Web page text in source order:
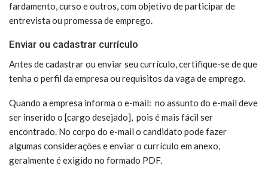
fardamento, curso e outros, com objetivo de participar de
entrevista ou promessa de emprego.
Enviar ou cadastrar currículo
Antes de cadastrar ou enviar seu currículo, certifique-se de que
tenha o perfil da empresa ou requisitos da vaga de emprego.
Quando a empresa informa o e-mail: no assunto do e-mail deve
ser inserido o [cargo desejado], pois é mais fácil ser
encontrado. No corpo do e-mail o candidato pode fazer
algumas considerações e enviar o currículo em anexo,
geralmente é exigido no formado PDF.